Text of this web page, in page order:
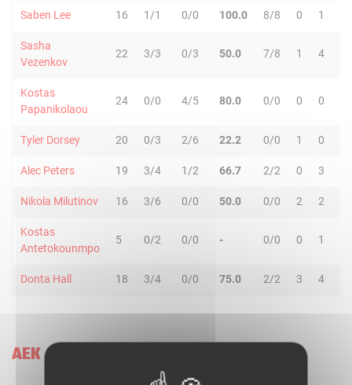
Saben Lee 16 1/1 0/0 100.0 8/8 0 1
Sasha
Vezenkov
22 3/3 0/3 50.0 7/8 1 4
Kostas
Papanikolaou
24 0/0 4/5 80.0 0/0 0 0
Tyler Dorsey 20 0/3 2/6 22.2 0/0 1 0
Alec Peters 19 3/4 1/2 66.7 2/2 0 3
Nikola Milutinov 16 3/6 0/0 50.0 0/0 2 2
Kostas
Antetokounmpo
5 0/2 0/0 - 0/0 0 1
Donta Hall 18 3/4 0/0 75.0 2/2 3 4
AEK ATHENS